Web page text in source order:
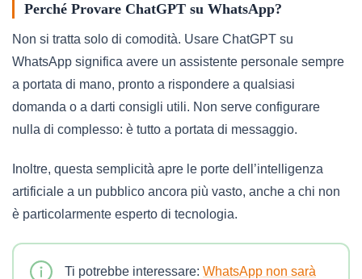
Perché Provare ChatGPT su WhatsApp?
Non si tratta solo di comodità. Usare ChatGPT su
WhatsApp significa avere un assistente personale sempre
a portata di mano, pronto a rispondere a qualsiasi
domanda o a darti consigli utili. Non serve configurare
nulla di complesso: è tutto a portata di messaggio.
Inoltre, questa semplicità apre le porte dell’intelligenza
artificiale a un pubblico ancora più vasto, anche a chi non
è particolarmente esperto di tecnologia.
Ti potrebbe interessare: WhatsApp non sarà